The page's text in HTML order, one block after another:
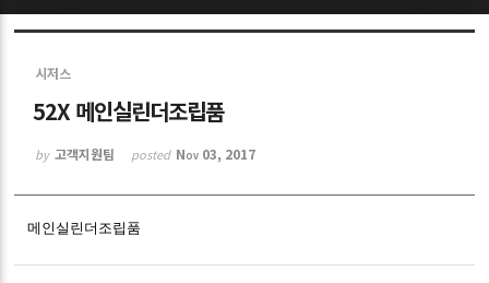
시저스
52X 메인실린더조립품
by 고객지원팀 posted Nov 03, 2017
메인실린더조립품
Sketchbook5, 스케치북5
Sketchbook5, 스케치북5